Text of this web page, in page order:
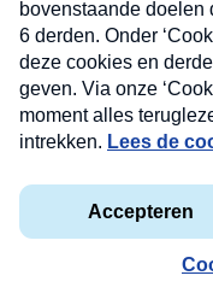
Privacyverklaring
Kwetsbaarheid melden
Copyright © 2026 MAX
Nieuwsbrief
Neem hier een
nieuwsbrief. Elke